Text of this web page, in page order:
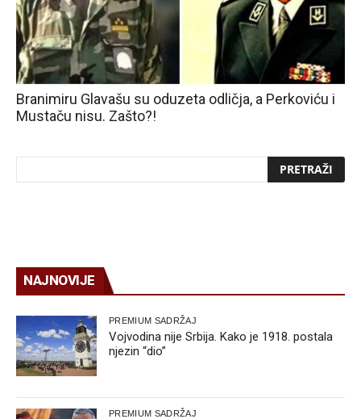
Branimiru Glavašu su oduzeta odličja, a Perkoviću i
Mustaču nisu. Zašto?!
NAJNOVIJE
PREMIUM SADRŽAJ
Vojvodina nije Srbija. Kako je 1918. postala
njezin “dio”
PREMIUM SADRŽAJ